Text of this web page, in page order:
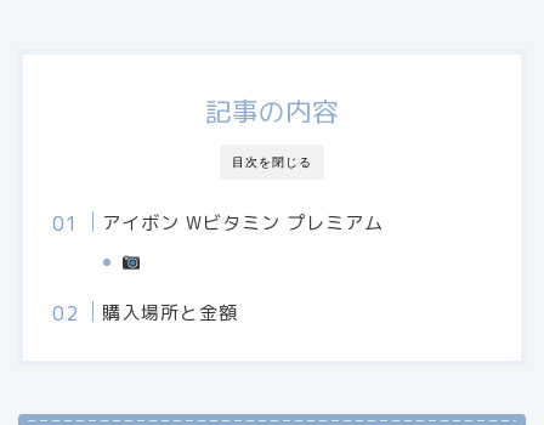
目次を閉じる
記事の内容
アイボン Wビタミン プレミアム
購入場所と金額